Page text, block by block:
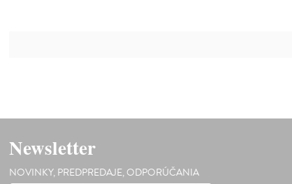
Newsletter
NOVINKY, PREDPREDAJE, ODPORÚČANIA